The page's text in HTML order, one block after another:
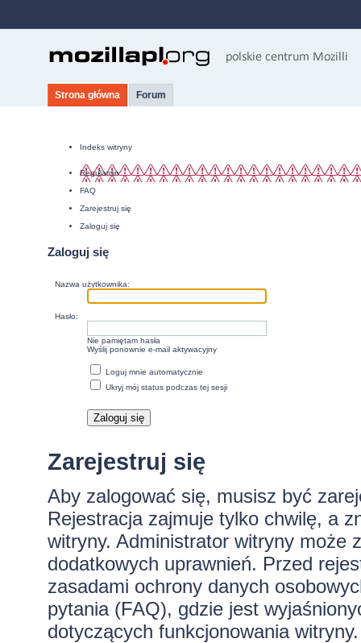
Strona główna Forum
Indeks witryny
Regulamin
FAQ
Zarejestruj się
Zaloguj się
Zaloguj się
Nazwa użytkownika:
Hasło:
Nie pamiętam hasła
Wyślij ponownie e-mail aktywacyjny
Loguj mnie automatycznie
Ukryj mój status podczas tej sesji
Zarejestruj się
Aby zalogować się, musisz być
Rejestracja zajmuje tylko chwilę, a
witryny. Administrator witryny może
dodatkowych uprawnień. Przed
zasadami ochrony danych
pytania (FAQ), gdzie jest
dotyczących funkcjonowania witryny.